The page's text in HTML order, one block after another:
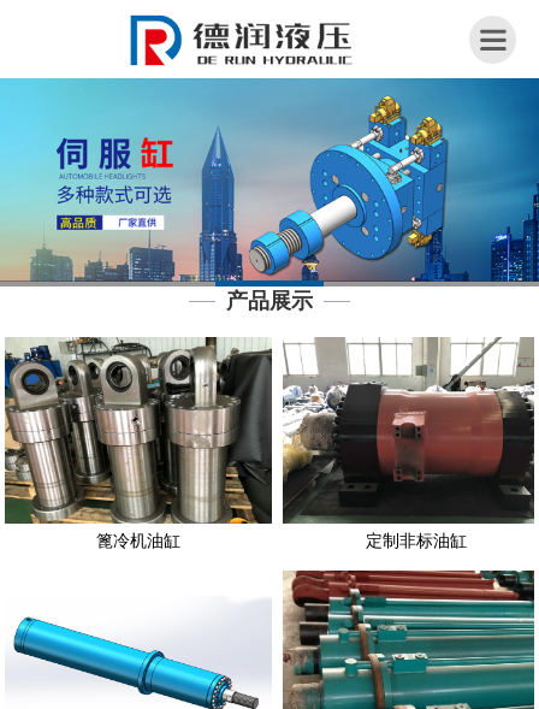
站
首
页
于
荣
誉
资
质
产
品
用
领
产品展示
篦冷机油缸 定制非标油缸